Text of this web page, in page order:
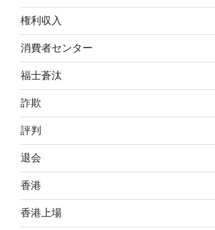
権利収入
消費者センター
福士蒼汰
詐欺
評判
退会
香港
香港上場